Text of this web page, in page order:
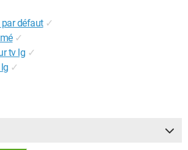
défaut ✓
✓
tv lg ✓
✓